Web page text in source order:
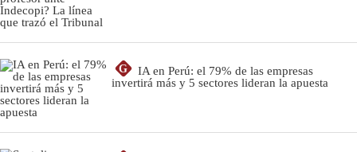
G
IA en Perú: el 79% de las empresas
invertirá más y 5 sectores lideran la apuesta